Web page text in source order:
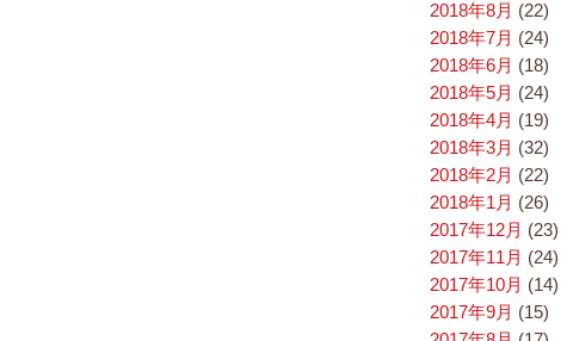
2018年8月 (22)
2018年7月 (24)
2018年6月 (18)
2018年5月 (24)
2018年4月 (19)
2018年3月 (32)
2018年2月 (22)
2018年1月 (26)
2017年12月 (23)
2017年11月 (24)
2017年10月 (14)
2017年9月 (15)